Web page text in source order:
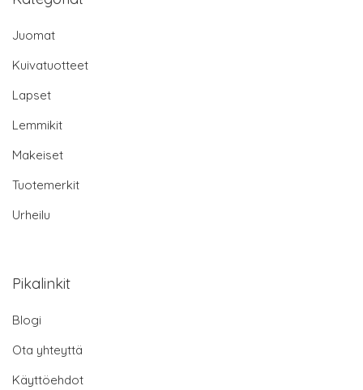
Juomat
Kuivatuotteet
Lapset
Lemmikit
Makeiset
Tuotemerkit
Urheilu
Pikalinkit
Blogi
Ota yhteyttä
Käyttöehdot